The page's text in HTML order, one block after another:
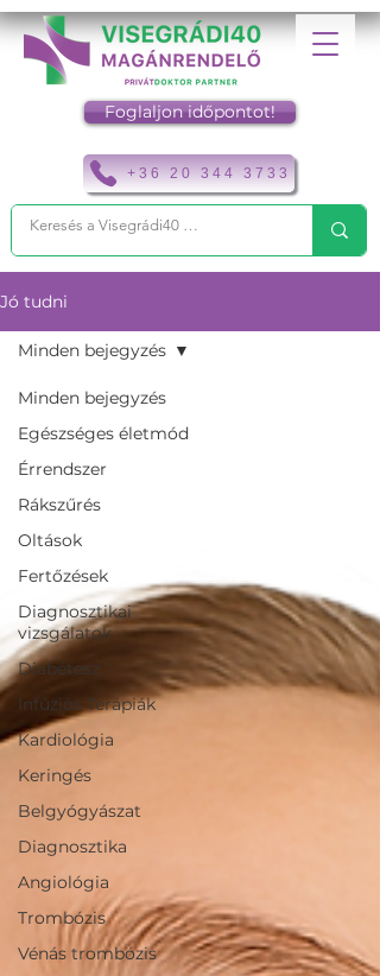
+36 20 344 3733
Foglaljon időpontot!
Jó tudni
Minden bejegyzés
Egészséges életmód
Érrendszer
Rákszűrés
Oltások
Fertőzések
Diagnosztikai
vizsgálatok
Diabétesz
Infúziós Terápiák
Kardiológia
Keringés
Belgyógyászat
Diagnosztika
Angiológia
Trombózis
Vénás trombózis
Minden bejegyzés